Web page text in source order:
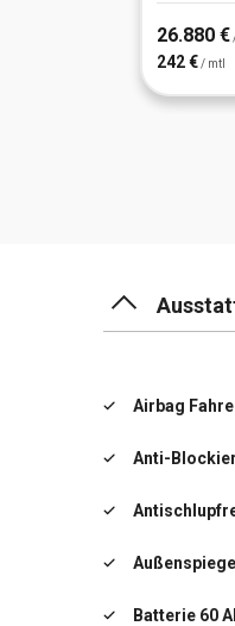
26.880 €
242 € / mtl
Airbag
Anti-
Batterie 60